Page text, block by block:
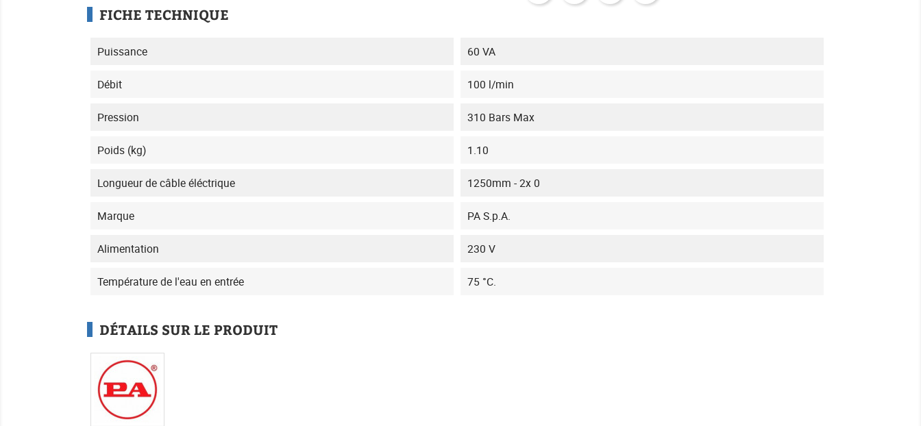
FICHE TECHNIQUE
Puissance 60 VA
Débit 100 l/min
Pression 310 Bars Max
Poids (kg) 1.10
Longueur de câble éléctrique 1250mm - 2x 0
Marque PA S.p.A.
Alimentation 230 V
Température de l'eau en entrée 75 °C.
DÉTAILS SUR LE PRODUIT